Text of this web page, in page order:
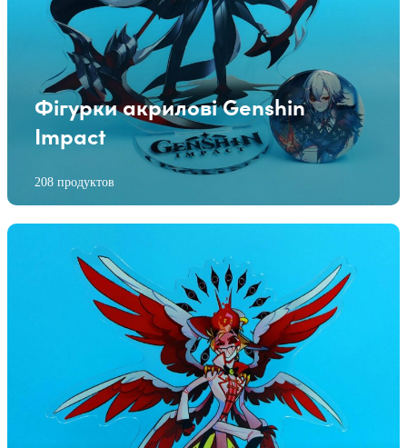
Фігурки акрилові Genshin
Impact
208 продуктов